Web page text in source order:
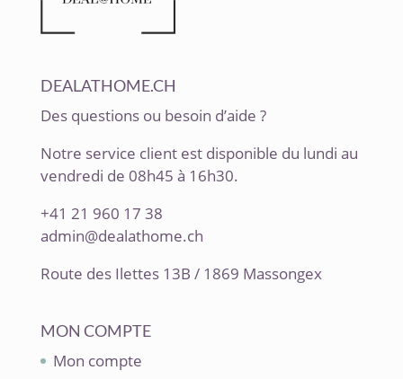
DEALATHOME.CH
Des questions ou besoin d’aide ?
Notre service client est disponible du lundi au
vendredi de 08h45 à 16h30.
+41 21 960 17 38
admin@dealathome.ch
Route des Ilettes 13B / 1869 Massongex
MON COMPTE
Mon compte